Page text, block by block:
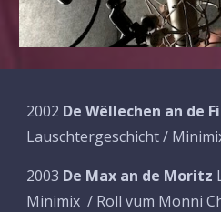
2002 De Wëllechen an de
Lauschtergeschicht /
2003 De Max an de Moritz
Minimix / Roll vum Monni